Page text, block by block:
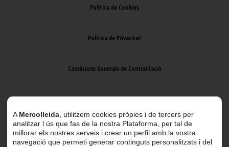
Política de Cookies
Política de Privacitat
Condicions Generals de Contractació
Avís Legal
A Mercolleida , utilitzem cookies pròpies i de tercers per
analitzar l ús que fas de la nostra Plataforma, per tal de
millorar els nostres serveis i crear un perfil amb la vostra
navegació que permeti generar continguts personalitzats i del